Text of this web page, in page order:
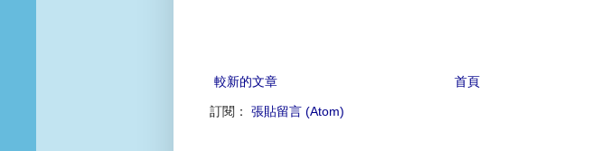
較新的文章 首頁
訂閱： 張貼留言 (Atom)